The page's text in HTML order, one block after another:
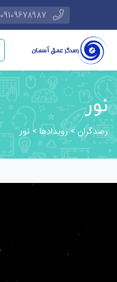
09109678987
نور
رصدگران>رویدادها > نور